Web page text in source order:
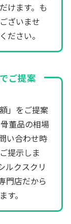
けます。も
ざいませ
ださい。
ご提案
」をご提案
董品の相場
い合わせ時
提示しま
ルクスクリ
門店だから
。